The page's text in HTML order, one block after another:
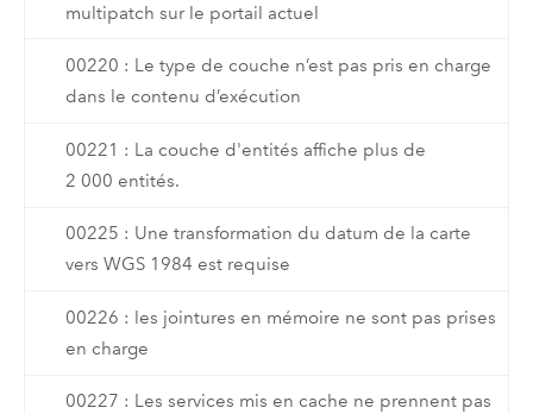
multipatch sur le portail actuel
00220 : Le type de couche n’est pas pris en charge
dans le contenu d’exécution
00221 : La couche d'entités affiche plus de
2 000 entités.
00225 : Une transformation du datum de la carte
vers WGS 1984 est requise
00226 : les jointures en mémoire ne sont pas prises
en charge
00227 : Les services mis en cache ne prennent pas